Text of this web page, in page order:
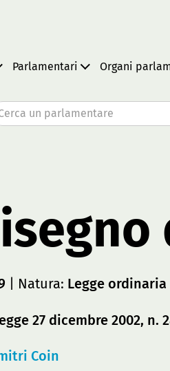
Parlamentari Organi
un parlamentare
| Natura: Legge ordinaria
27 dicembre 2002,
Coin